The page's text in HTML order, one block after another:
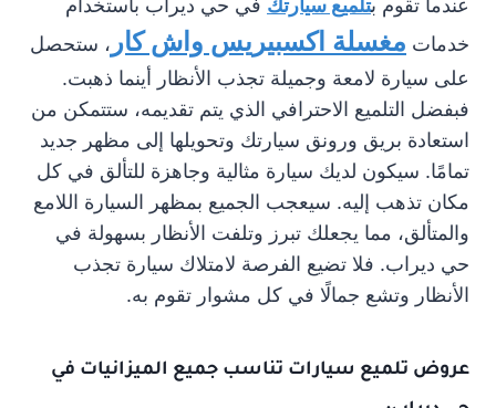
عندما تقوم بتلميع سيارتك في حي ديراب باستخدام
خدمات مغسلة اكسبيريس واش كار ، ستحصل
على سيارة لامعة وجميلة تجذب الأنظار أينما ذهبت.
فبفضل التلميع الاحترافي الذي يتم تقديمه، ستتمكن من
استعادة بريق ورونق سيارتك وتحويلها إلى مظهر جديد
تمامًا. سيكون لديك سيارة مثالية وجاهزة للتألق في كل
مكان تذهب إليه. سيعجب الجميع بمظهر السيارة اللامع
والمتألق، مما يجعلك تبرز وتلفت الأنظار بسهولة في
حي ديراب. فلا تضيع الفرصة لامتلاك سيارة تجذب
الأنظار وتشع جمالًا في كل مشوار تقوم به.
عروض تلميع سيارات تناسب جميع الميزانيات في